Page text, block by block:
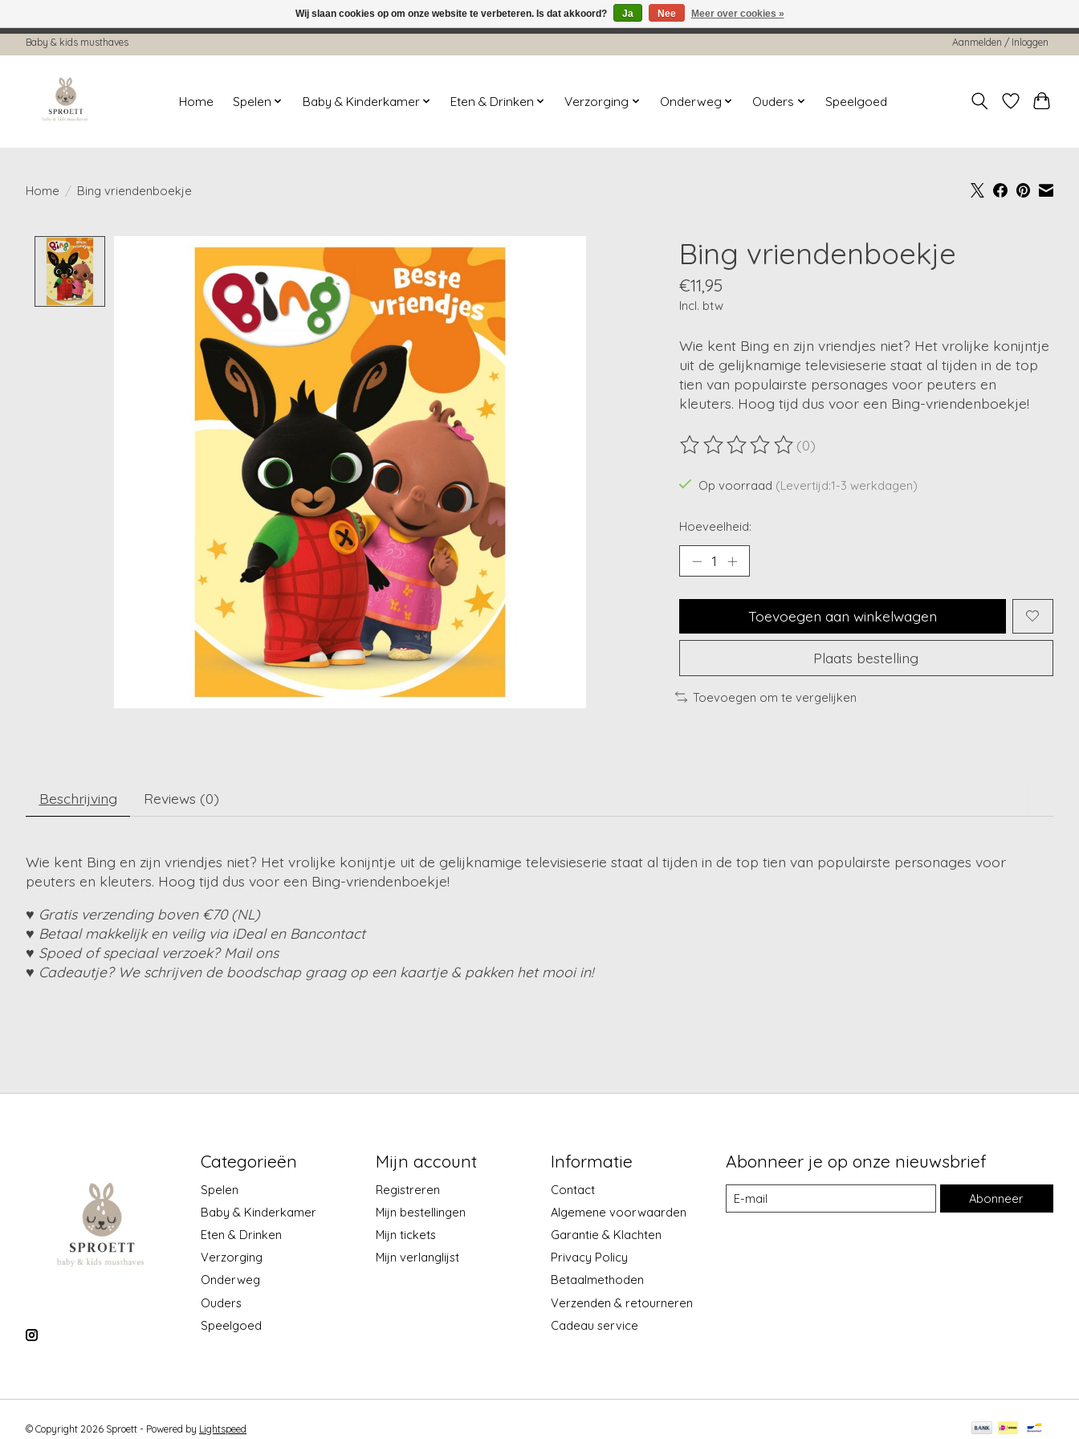
Baby & kids musthaves Aanmelden / Inloggen
Home Spelen Baby & Kinderkamer Eten & Drinken Verzorging Onderweg Ouders Speelgoed
Home / Bing vriendenboekje
Product image slideshow Items Bing vriendenboekje
€11,95
Incl. btw
Wie kent Bing en zijn vriendjes niet? Het vrolijke konijntje
uit de gelijknamige televisieserie staat al tijden in de top
tien van populairste personages voor peuters en
kleuters. Hoog tijd dus voor een Bing-vriendenboekje!
De beoordeling van dit product is
(0)
Op voorraad (Levertijd:1-3 werkdagen)
Hoeveelheid:
Toevoegen aan winkelwagen
Plaats bestelling
Toevoegen om te vergelijken
Beschrijving Reviews (0)
Wie kent Bing en zijn vriendjes niet? Het vrolijke konijntje uit de gelijknamige televisieserie staat al tijden in de top tien van populairste personages voor
peuters en kleuters. Hoog tijd dus voor een Bing-vriendenboekje!
♥ Gratis verzending boven €70 (NL)
♥ Betaal makkelijk en veilig via iDeal en Bancontact
♥ Spoed of speciaal verzoek? Mail ons
♥ Cadeautje? We schrijven de boodschap graag op een kaartje & pakken het mooi in!
Categorieën
Spelen
Baby & Kinderkamer
Eten & Drinken
Verzorging
Onderweg
Ouders
Speelgoed
Mijn account
Registreren
Mijn bestellingen
Mijn tickets
Mijn verlanglijst
Informatie
Contact
Algemene voorwaarden
Garantie & Klachten
Privacy Policy
Betaalmethoden
Verzenden & retourneren
Cadeau service
Abonneer je op onze nieuwsbrief
Abonneer
© Copyright 2026 Sproett - Powered by Lightspeed
Wij slaan cookies op om onze website te verbeteren. Is dat akkoord? Ja Nee Meer over cookies »
← Keer terug naar de backofficeDeze winkel is in aanbouw. Eventueel geplaatste orders zullen niet worden gehonoreerd of verwerkt.